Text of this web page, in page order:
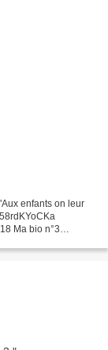
enfants on leur
Ma bio n°3